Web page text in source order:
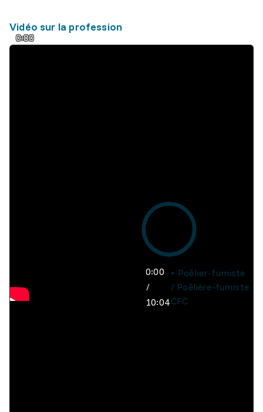
Vidéo sur la profession
0:00
0:00
/
10:04
Poêlier-fumiste
/ Poêlière-fumiste
CFC